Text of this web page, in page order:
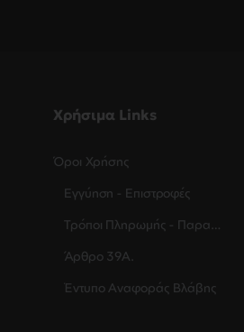
Χρήσιμα Links
Όροι Χρήσης
Εγγύηση - Επιστροφές
Άρθρο 39Α.
Έντυπο Αναφοράς Βλάβης